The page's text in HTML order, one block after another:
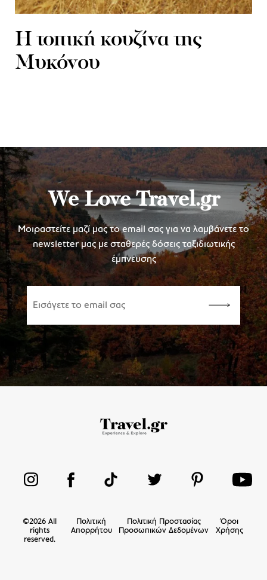
Η τοπική κουζίνα της
Μυκόνου
We Love Travel.gr
Μοιραστείτε μαζί μας το email σας για να λαμβάνετε το
newsletter μας με σταθερές δόσεις ταξιδιωτικής
έμπνευσης
©2026 All
rights
reserved.
Πολιτική
Απορρήτου
Πολιτική Προστασίας
Προσωπικών Δεδομένων
Όροι
Χρήσης